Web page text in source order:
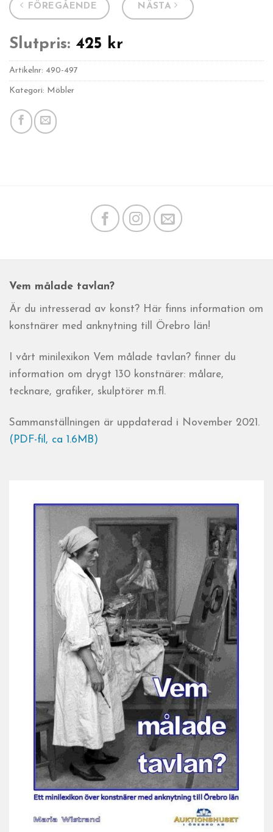
FÖREGÅENDE NÄSTA
Slutpris: 425 kr
Artikelnr: 490-497
Kategori: Möbler
Vem målade tavlan?
Är du intresserad av konst? Här finns information om
konstnärer med anknytning till Örebro län!
I vårt minilexikon Vem målade tavlan? finner du
information om drygt 130 konstnärer: målare,
tecknare, grafiker, skulptörer m.fl.
Sammanställningen är uppdaterad i November 2021.
(PDF-fil, ca 1.6MB)